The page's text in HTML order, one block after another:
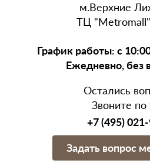
м.Верхние
ТЦ
График работы: с
Ежедневно, без
Остались
Звоните по
+7 (495)
Задать вопрос